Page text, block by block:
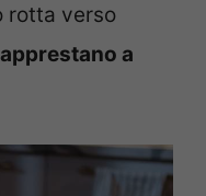
rotta verso
a